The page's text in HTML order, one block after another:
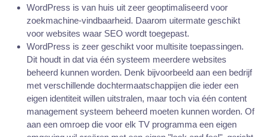
WordPress is van huis uit zeer geoptimaliseerd voor
zoekmachine-vindbaarheid. Daarom uitermate geschikt
voor websites waar SEO wordt toegepast.
WordPress is zeer geschikt voor multisite toepassingen.
Dit houdt in dat via één systeem meerdere websites
beheerd kunnen worden. Denk bijvoorbeeld aan een bedrijf
met verschillende dochtermaatschappijen die ieder een
eigen identiteit willen uitstralen, maar toch via één content
management systeem beheerd moeten kunnen worden. Of
aan een omroep die voor elk TV programma een eigen